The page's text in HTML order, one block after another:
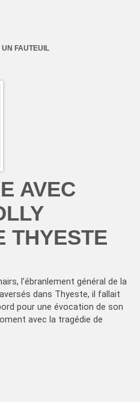
FAUTEUIL
AVEC
THYESTE
l’ébranlement général de la
dans Thyeste, il fallait
pour une évocation de son
avec la tragédie de